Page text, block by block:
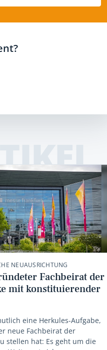
NEUAUSRICHTUNG
Fachbeirat der
mit konstituierender
eine Herkules-Aufgabe,
neue Fachbeirat der
stellen hat: Es geht um die